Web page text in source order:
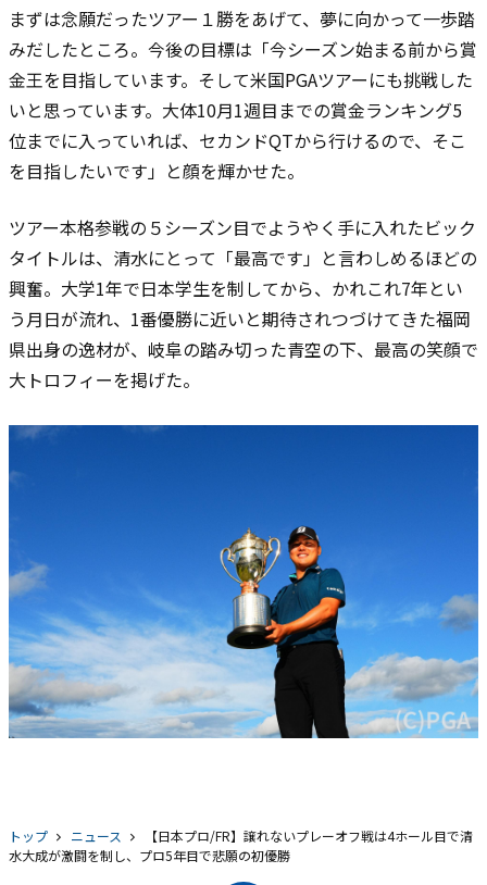
まずは念願だったツアー１勝をあげて、夢に向かって一歩踏
みだしたところ。今後の目標は「今シーズン始まる前から賞
金王を目指しています。そして米国PGAツアーにも挑戦した
いと思っています。大体10月1週目までの賞金ランキング5
位までに入っていれば、セカンドQTから行けるので、そこ
を目指したいです」と顔を輝かせた。
ツアー本格参戦の５シーズン目でようやく手に入れたビック
タイトルは、清水にとって「最高です」と言わしめるほどの
興奮。大学1年で日本学生を制してから、かれこれ7年とい
う月日が流れ、1番優勝に近いと期待されつづけてきた福岡
県出身の逸材が、岐阜の踏み切った青空の下、最高の笑顔で
大トロフィーを掲げた。
トップ ニュース
【日本プロ/FR】譲れないプレーオフ戦は4ホール目で清
水大成が激闘を制し、プロ5年目で悲願の初優勝